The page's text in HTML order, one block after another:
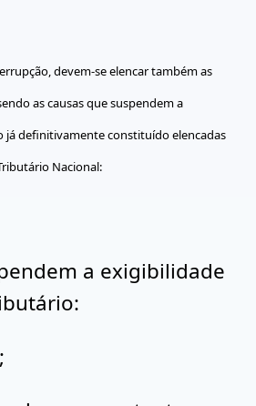
devem-se elencar também as
as causas que suspendem a
já definitivamente constituído elencadas
Nacional:
a exigibilidade